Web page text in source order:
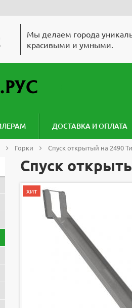
Мы делаем города
красивыми и умными.
ДОСТАВКА И ОПЛАТА
Горки Спуск открытый на 2490
Спуск
хит